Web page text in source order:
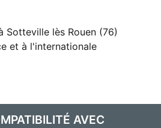
Sotteville lès Rouen (76)
et à l'internationale
AVEC